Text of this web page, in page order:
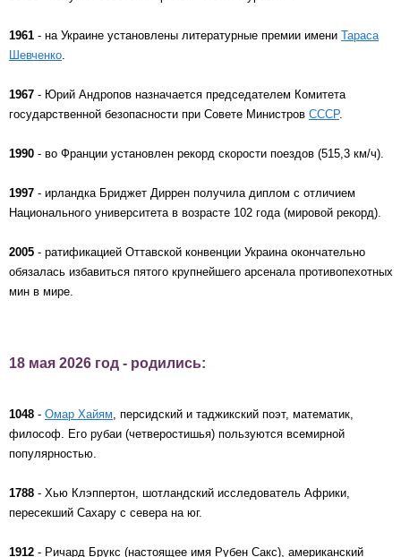
1961 - на Украине установлены литературные премии имени Тараса
Шевченко.
1967 - Юрий Андропов назначается председателем Комитета
государственной безопасности при Совете Министров СССР.
1990 - во Франции установлен рекорд скорости поездов (515,3 км/ч).
1997 - ирландка Бриджет Диррен получила диплом с отличием
Национального университета в возрасте 102 года (мировой рекорд).
2005 - ратификацией Оттавской конвенции Украина окончательно
обязалась избавиться пятого крупнейшего арсенала противопехотных
мин в мире.
18 мая 2026 год - родились:
1048 - Омар Хайям , персидский и таджикский поэт, математик,
философ. Его рубаи (четверостишья) пользуются всемирной
популярностью.
1788 - Хью Клэппертон, шотландский исследователь Африки,
пересекший Сахару с севера на юг.
1912 - Ричард Брукс (настоящее имя Рубен Сакс), американский